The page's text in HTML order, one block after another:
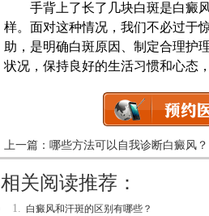
手背上了长了几块白斑是白癜风
样。面对这种情况，我们不必过于
助，是明确白斑原因、制定合理护
状况，保持良好的生活习惯和心态
上一篇： 哪些方法可以自我诊断白癜风？
1. 白癜风和汗斑的区别有哪些？
相关阅读推荐：